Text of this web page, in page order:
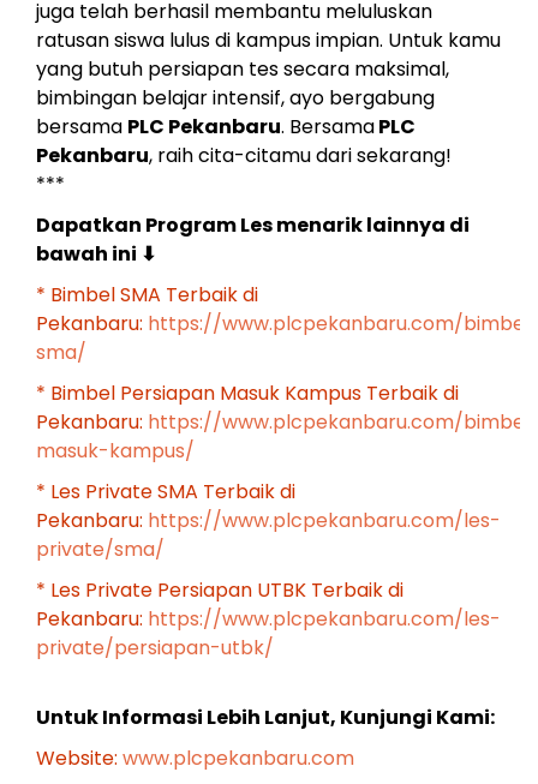
juga telah berhasil membantu meluluskan
ratusan siswa lulus di kampus impian. Untuk kamu
yang butuh persiapan tes secara maksimal,
bimbingan belajar intensif, ayo bergabung
bersama PLC Pekanbaru. BersamaPLC
Pekanbaru, raih cita-citamu dari sekarang!
***
Dapatkan Program Les menarik lainnya di
bawah ini ⬇
* Bimbel SMA Terbaik di
Pekanbaru: https://www.plcpekanbaru.com/
sma/
* Bimbel Persiapan Masuk Kampus Terbaik di
Pekanbaru: https://www.plcpekanbaru.com/
masuk-kampus/
* Les Private SMA Terbaik di
Pekanbaru: https://www.plcpekanbaru.com/les-
private/sma/
* Les Private Persiapan UTBK Terbaik di
Pekanbaru: https://www.plcpekanbaru.com/les-
private/persiapan-utbk/
Untuk Informasi Lebih Lanjut, Kunjungi Kami:
Website: www.plcpekanbaru.com